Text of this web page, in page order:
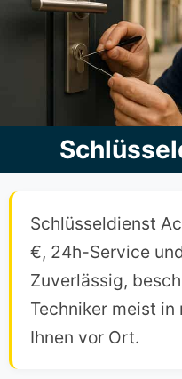
Schlüsseldienst
€, 24h-Service
Zuverlässig,
Techniker meist
Ihnen vor Ort.